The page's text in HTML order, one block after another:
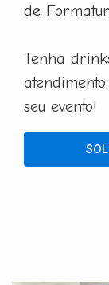
de
Tenha
seu evento!